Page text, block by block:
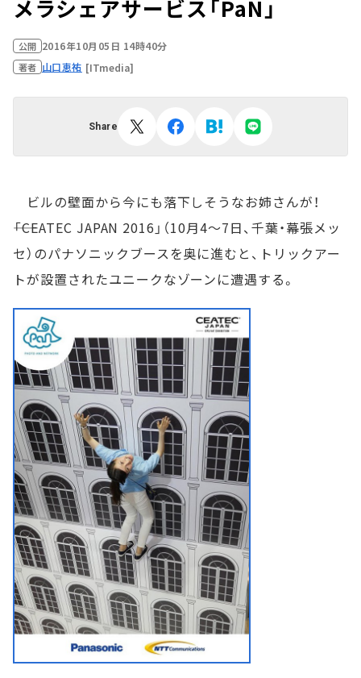
メラシェアサービス「PaN」
公開 2016年10月05日 14時40分
著者 山口恵祐 [ITmedia]
Share
ビルの壁面から今にも落下しそうなお姉さんが！
――「CEATEC JAPAN 2016」（10月4～7日、千葉・幕張メッ
セ）のパナソニックブースを奥に進むと、トリックアー
トが設置されたユニークなゾーンに遭遇する。